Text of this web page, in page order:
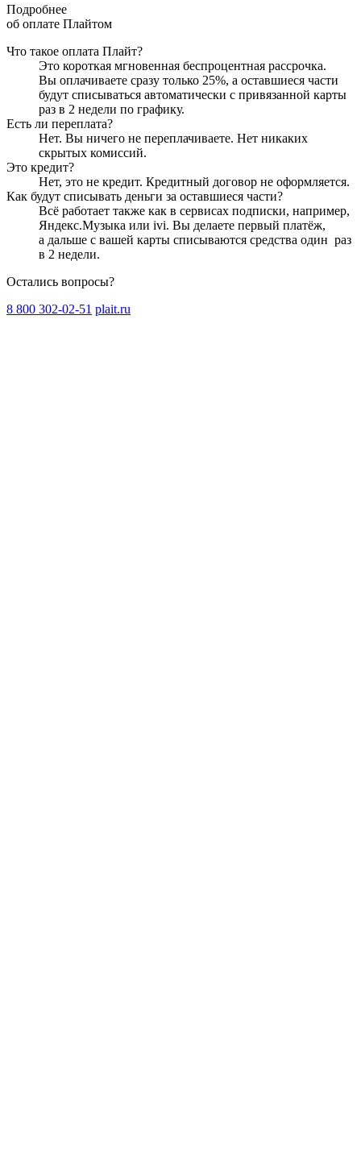
Подробнее
об оплате Плайтом
Что такое оплата Плайт?
Это короткая мгновенная беспроцентная рассрочка.
Вы оплачиваете сразу только 25%, а оставшиеся части
будут списываться автоматически с привязанной карты
раз в 2 недели по графику.
Есть ли переплата?
Нет. Вы ничего не переплачиваете. Нет никаких
скрытых комиссий.
Это кредит?
Нет, это не кредит. Кредитный договор не оформляется.
Как будут списывать деньги за оставшиеся части?
Всё работает также как в сервисах подписки, например,
Яндекс.Музыка или ivi. Вы делаете первый платёж,
а дальше с вашей карты списываются средства один раз
в 2 недели.
Остались вопросы?
8 800 302-02-51 plait.ru